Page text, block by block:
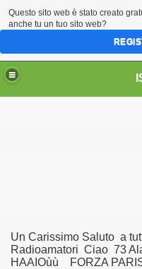
Un Carissimo Saluto a
Radioamatori Ciao 73
HAAIOùù FORZA
Questo sito web è stato creato
anche tu un tuo sito web?